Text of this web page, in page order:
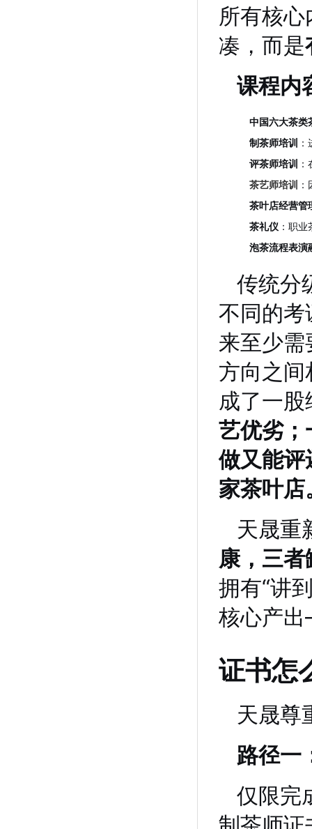
所有核
凑，而是
课程内
中国六大茶类
制茶师培训
评茶师培训
茶艺师培训
茶叶店经营管
茶礼仪 ：职
泡茶流程表演
传统分
不同的考
来至少需
方向之
成了一
艺优劣；
做又能评
家茶叶店
天晟重
康，三
拥有“讲
核心产
证书怎
天晟尊
路径一
仅限完